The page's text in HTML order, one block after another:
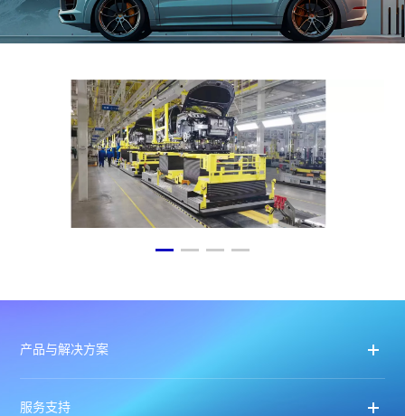
产品与解决方案
服务支持